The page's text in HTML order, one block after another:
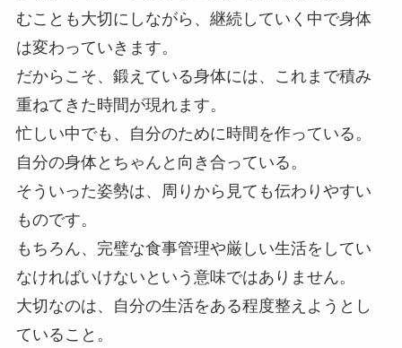
むことも大切にしながら、継続していく中で身体
は変わっていきます。
だからこそ、鍛えている身体には、これまで積み
重ねてきた時間が現れます。
忙しい中でも、自分のために時間を作っている。
自分の身体とちゃんと向き合っている。
そういった姿勢は、周りから見ても伝わりやすい
ものです。
もちろん、完璧な食事管理や厳しい生活をしてい
なければいけないという意味ではありません。
大切なのは、自分の生活をある程度整えようとし
ていること。